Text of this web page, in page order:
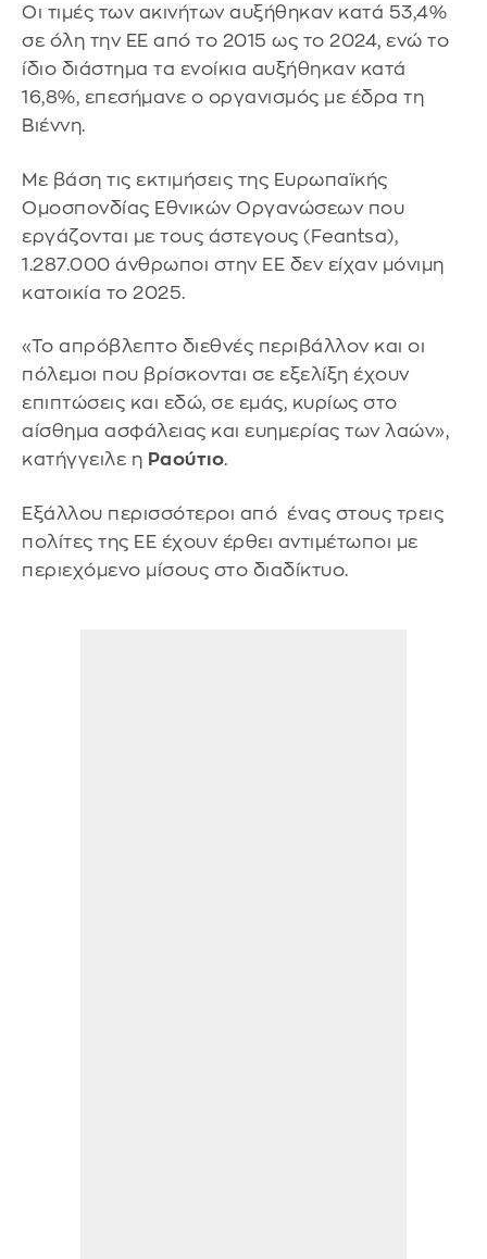
Οι τιμές των ακινήτων αυξήθηκαν κατά 53,4%
σε όλη την ΕΕ από το 2015 ως το 2024, ενώ το
ίδιο διάστημα τα ενοίκια αυξήθηκαν κατά
16,8%, επεσήμανε ο οργανισμός με έδρα τη
Βιέννη.
Με βάση τις εκτιμήσεις της Ευρωπαϊκής
Ομοσπονδίας Εθνικών Οργανώσεων που
εργάζονται με τους άστεγους (Feantsa),
1.287.000 άνθρωποι στην ΕΕ δεν είχαν μόνιμη
κατοικία το 2025.
«Το απρόβλεπτο διεθνές περιβάλλον και οι
πόλεμοι που βρίσκονται σε εξελίξη έχουν
επιπτώσεις και εδώ, σε εμάς, κυρίως στο
αίσθημα ασφάλειας και ευημερίας των λαών»,
κατήγγειλε η Ραούτιο.
Εξάλλου περισσότεροι από ένας στους τρεις
πολίτες της ΕΕ έχουν έρθει αντιμέτωποι με
περιεχόμενο μίσους στο διαδίκτυο.